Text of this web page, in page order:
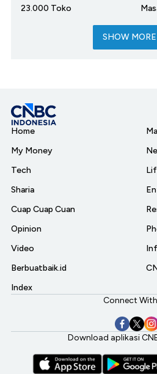
23.000 Toko
SHOW MORE
Home
My Money
Tech
Sharia
Cuap Cuap Cuan
Opinion
Video
Berbuatbaik.id
Index
Connect With
Download aplikasi